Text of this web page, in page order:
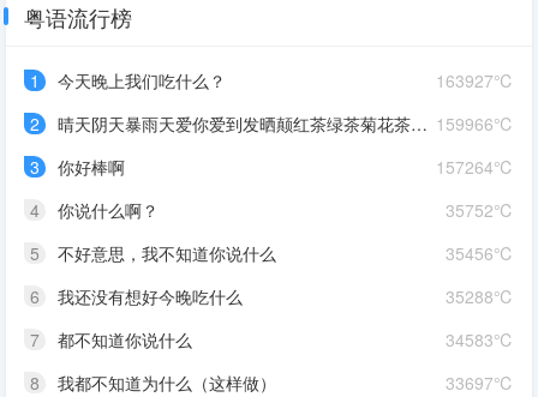
粤语流行榜
163927℃
1
今天晚上我们吃什么？
159966℃
2
晴天阴天暴雨天爱你爱到发晒颠红茶绿茶菊花茶爱你爱到蒙查查
157264℃
3
你好棒啊
35752℃
4
你说什么啊？
35456℃
5
不好意思，我不知道你说什么
35288℃
6
我还没有想好今晚吃什么
34583℃
7
都不知道你说什么
33697℃
8
我都不知道为什么（这样做）